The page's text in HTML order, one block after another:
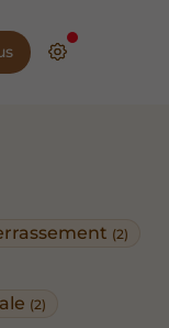
(2)
(2)